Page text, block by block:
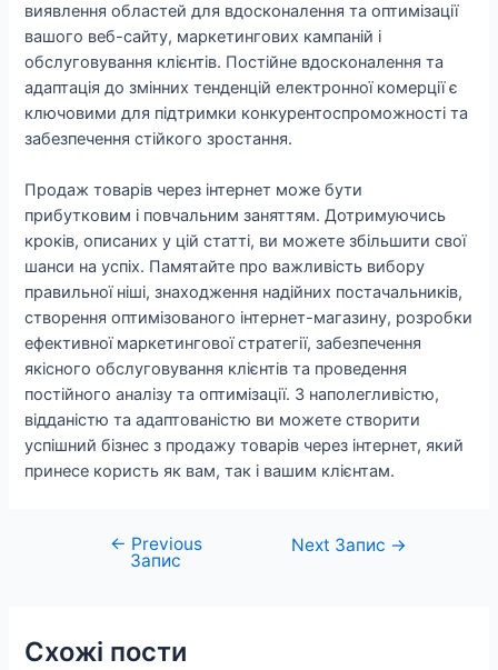
виявлення областей для вдосконалення та оптимізації
вашого веб-сайту, маркетингових кампаній і
обслуговування клієнтів. Постійне вдосконалення та
адаптація до змінних тенденцій електронної комерції є
ключовими для підтримки конкурентоспроможності та
забезпечення стійкого зростання.
Продаж товарів через інтернет може бути
прибутковим і повчальним заняттям. Дотримуючись
кроків, описаних у цій статті, ви можете збільшити свої
шанси на успіх. Памятайте про важливість вибору
правильної ніші, знаходження надійних постачальників,
створення оптимізованого інтернет-магазину, розробки
ефективної маркетингової стратегії, забезпечення
якісного обслуговування клієнтів та проведення
постійного аналізу та оптимізації. З наполегливістю,
відданістю та адаптованістю ви можете створити
успішний бізнес з продажу товарів через інтернет, який
принесе користь як вам, так і вашим клієнтам.
Навігація
← Previous
Запис
Next Запис →
Схожі пости